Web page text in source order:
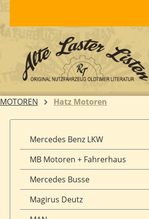
MOTOREN Hatz Motoren
Mercedes Benz LKW
MB Motoren + Fahrerhaus
Mercedes Busse
Magirus Deutz